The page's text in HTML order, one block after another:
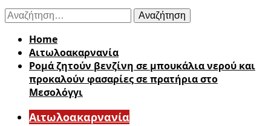
Αναζήτηση
για:
Home
Αιτωλοακαρνανία
Ρομά ζητούν βενζίνη σε μπουκάλια νερού και
προκαλούν φασαρίες σε πρατήρια στο
Μεσολόγγι
Αιτωλοακαρνανία